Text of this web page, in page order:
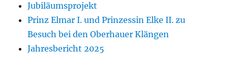
Jubiläumsprojekt
Prinz Elmar I. und Prinzessin Elke II. zu
Besuch bei den Oberhauer Klängen
Jahresbericht 2025